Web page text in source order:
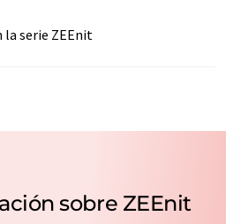
serie ZEEnit
sobre ZEEnit